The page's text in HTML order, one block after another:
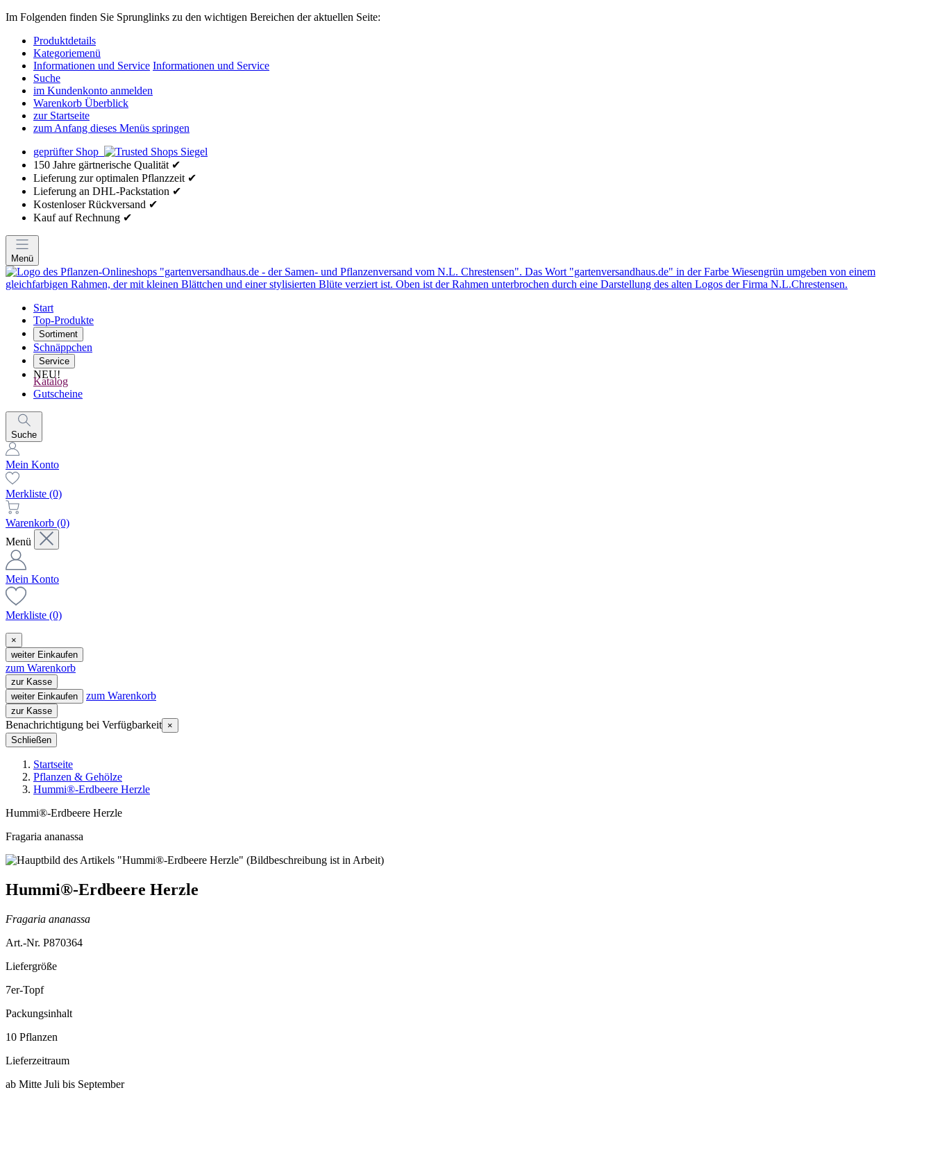
Im Folgenden finden Sie Sprunglinks zu den wichtigen Bereichen der aktuellen Seite:
Produktdetails
Kategoriemenü
Informationen und Service Informationen und Service
Suche
im Kundenkonto anmelden
Warenkorb Überblick
zur Startseite
zum Anfang dieses Menüs springen
geprüfter Shop
150 Jahre gärtnerische Qualität ✔
Lieferung zur optimalen Pflanzzeit ✔
Lieferung an DHL-Packstation ✔
Kostenloser Rückversand ✔
Kauf auf Rechnung ✔
Menü
Start
Top-Produkte
Sortiment
Schnäppchen
Service
NEU!
Katalog
Gutscheine
Suche
Mein Konto
Merkliste (0)
Warenkorb (0)
Menü
Mein Konto
Merkliste (0)
×
weiter Einkaufen
zum Warenkorb
zur Kasse
weiter Einkaufen
zum Warenkorb
zur Kasse
Benachrichtigung bei Verfügbarkeit ×
Schließen
Startseite
Pflanzen & Gehölze
Hummi®-Erdbeere Herzle
Hummi®-Erdbeere Herzle
Fragaria ananassa
Hummi®-Erdbeere Herzle
Fragaria ananassa
Art.-Nr. P870364
Liefergröße
7er-Topf
Packungsinhalt
10 Pflanzen
Lieferzeitraum
ab Mitte Juli bis September